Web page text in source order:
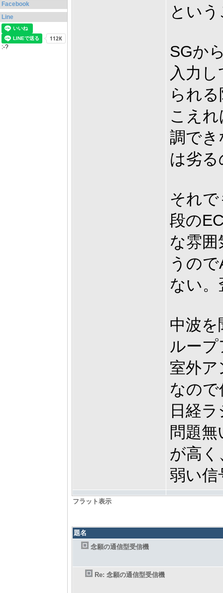
Facebook
Line
:-?
とい
SGか
入力
られ
こえ
調でき
は劣
それ
段の
な雰
うの
ない
中波
ルー
室外
なの
日経
問題
が高
弱い信
フラット表示
題名
念願の通信型受信機
Re: 念願の通信型受信機